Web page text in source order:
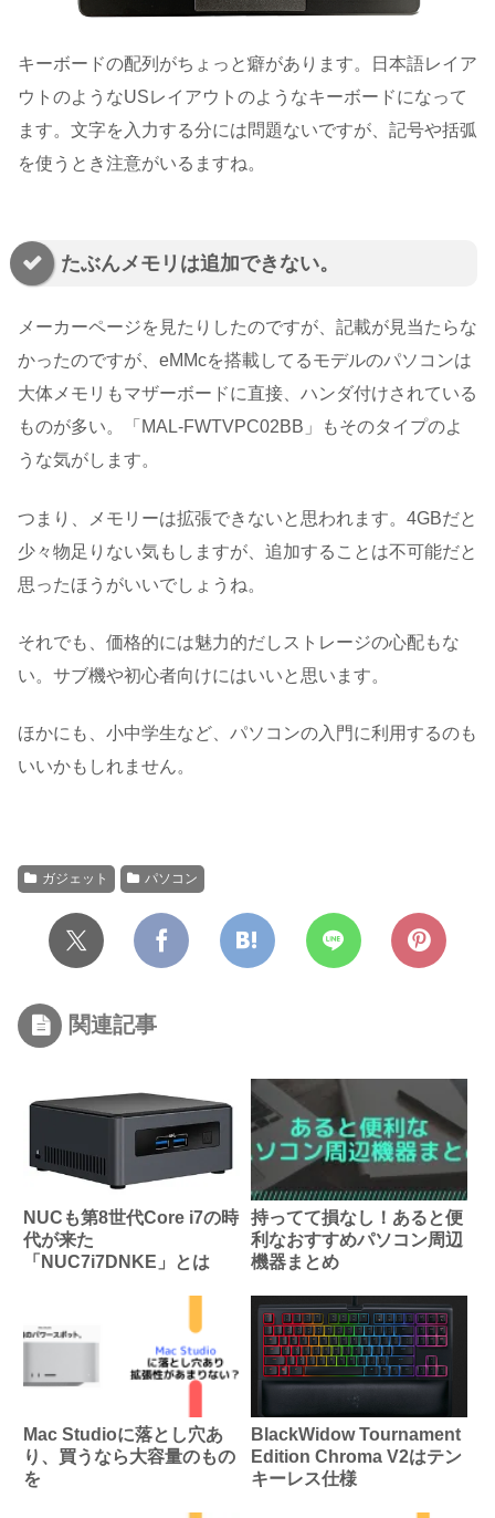
キーボードの配列がちょっと癖があります。日本語レイア
ウトのようなUSレイアウトのようなキーボードになって
ます。文字を入力する分には問題ないですが、記号や括弧
を使うとき注意がいるますね。
たぶんメモリは追加できない。
メーカーページを見たりしたのですが、記載が見当たらな
かったのですが、eMMcを搭載してるモデルのパソコンは
大体メモリもマザーボードに直接、ハンダ付けされている
ものが多い。「MAL-FWTVPC02BB」もそのタイプのよ
うな気がします。
つまり、メモリーは拡張できないと思われます。4GBだと
少々物足りない気もしますが、追加することは不可能だと
思ったほうがいいでしょうね。
それでも、価格的には魅力的だしストレージの心配もな
い。サブ機や初心者向けにはいいと思います。
ほかにも、小中学生など、パソコンの入門に利用するのも
いいかもしれません。
ガジェット パソコン
関連記事
NUCも第8世代Core i7の時
代が来た
「NUC7i7DNKE」とは
持ってて損なし！あると便
利なおすすめパソコン周辺
機器まとめ
Mac Studioに落とし穴あ
り、買うなら大容量のもの
を
BlackWidow Tournament
Edition Chroma V2はテン
キーレス仕様